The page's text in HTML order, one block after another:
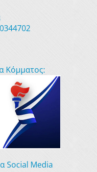
Κόμματος:
Social Media